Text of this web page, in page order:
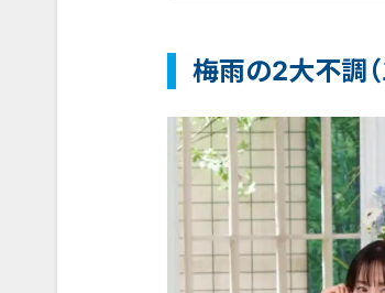
梅雨の2大不調（